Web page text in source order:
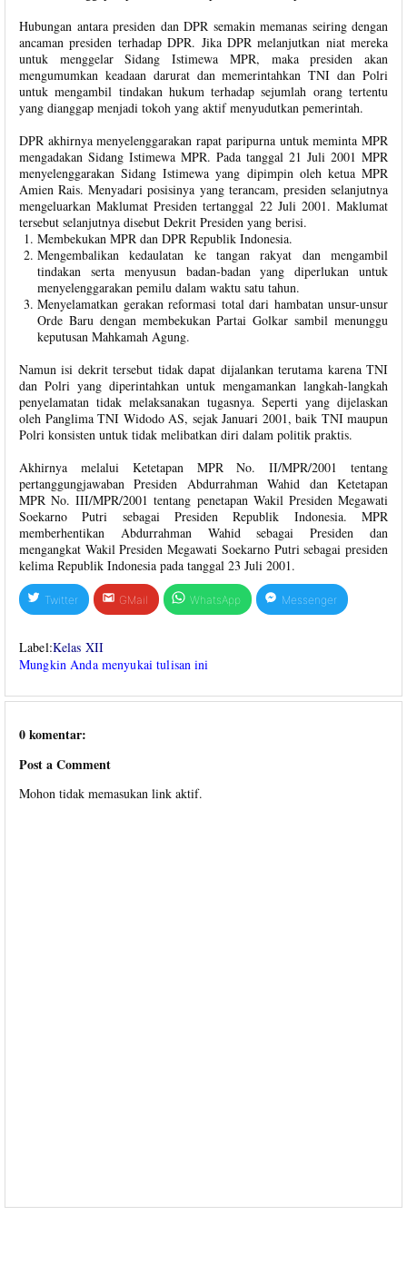
Hubungan antara presiden dan DPR semakin memanas seiring dengan
ancaman presiden terhadap DPR. Jika DPR melanjutkan niat mereka
untuk menggelar Sidang Istimewa MPR, maka presiden akan
mengumumkan keadaan darurat dan memerintahkan TNI dan Polri
untuk mengambil tindakan hukum terhadap sejumlah orang tertentu
yang dianggap menjadi tokoh yang aktif menyudutkan pemerintah.
DPR akhirnya menyelenggarakan rapat paripurna untuk meminta MPR
mengadakan Sidang Istimewa MPR. Pada tanggal 21 Juli 2001 MPR
menyelenggarakan Sidang Istimewa yang dipimpin oleh ketua MPR
Amien Rais. Menyadari posisinya yang terancam, presiden selanjutnya
mengeluarkan Maklumat Presiden tertanggal 22 Juli 2001. Maklumat
tersebut selanjutnya disebut Dekrit Presiden yang berisi.
Membekukan MPR dan DPR Republik Indonesia.
Mengembalikan kedaulatan ke tangan rakyat dan mengambil
tindakan serta menyusun badan-badan yang diperlukan untuk
menyelenggarakan pemilu dalam waktu satu tahun.
Menyelamatkan gerakan reformasi total dari hambatan unsur-unsur
Orde Baru dengan membekukan Partai Golkar sambil menunggu
keputusan Mahkamah Agung.
Namun isi dekrit tersebut tidak dapat dijalankan terutama karena TNI
dan Polri yang diperintahkan untuk mengamankan langkah-langkah
penyelamatan tidak melaksanakan tugasnya. Seperti yang dijelaskan
oleh Panglima TNI Widodo AS, sejak Januari 2001, baik TNI maupun
Polri konsisten untuk tidak melibatkan diri dalam politik praktis.
Akhirnya melalui Ketetapan MPR No. II/MPR/2001 tentang
pertanggungjawaban Presiden Abdurrahman Wahid dan Ketetapan
MPR No. III/MPR/2001 tentang penetapan Wakil Presiden Megawati
Soekarno Putri sebagai Presiden Republik Indonesia. MPR
memberhentikan Abdurrahman Wahid sebagai Presiden dan
mengangkat Wakil Presiden Megawati Soekarno Putri sebagai presiden
kelima Republik Indonesia pada tanggal 23 Juli 2001.
Twitter GMail WhatsApp Messenger
Label:Kelas XII
Mungkin Anda menyukai tulisan ini
0 komentar:
Post a Comment
Mohon tidak memasukan link aktif.